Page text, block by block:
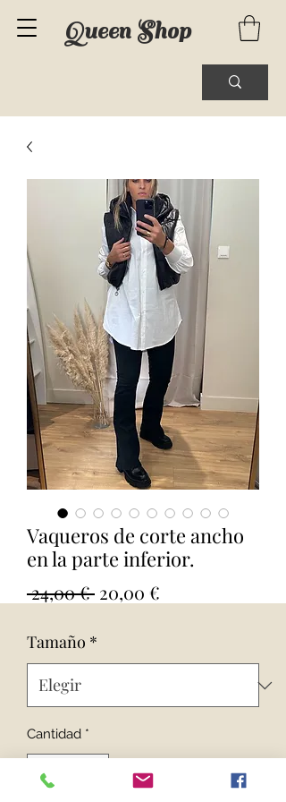
Queen Shop
Vaqueros de corte ancho
en la parte inferior.
24,00 € Precio
20,00 €
Tamaño *
Cantidad *